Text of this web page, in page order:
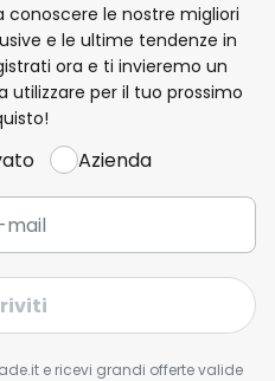
conoscere le nostre migliori
e le ultime tendenze in
ora e ti invieremo un
utilizzare per il tuo prossimo
Azienda
e ricevi grandi offerte valide